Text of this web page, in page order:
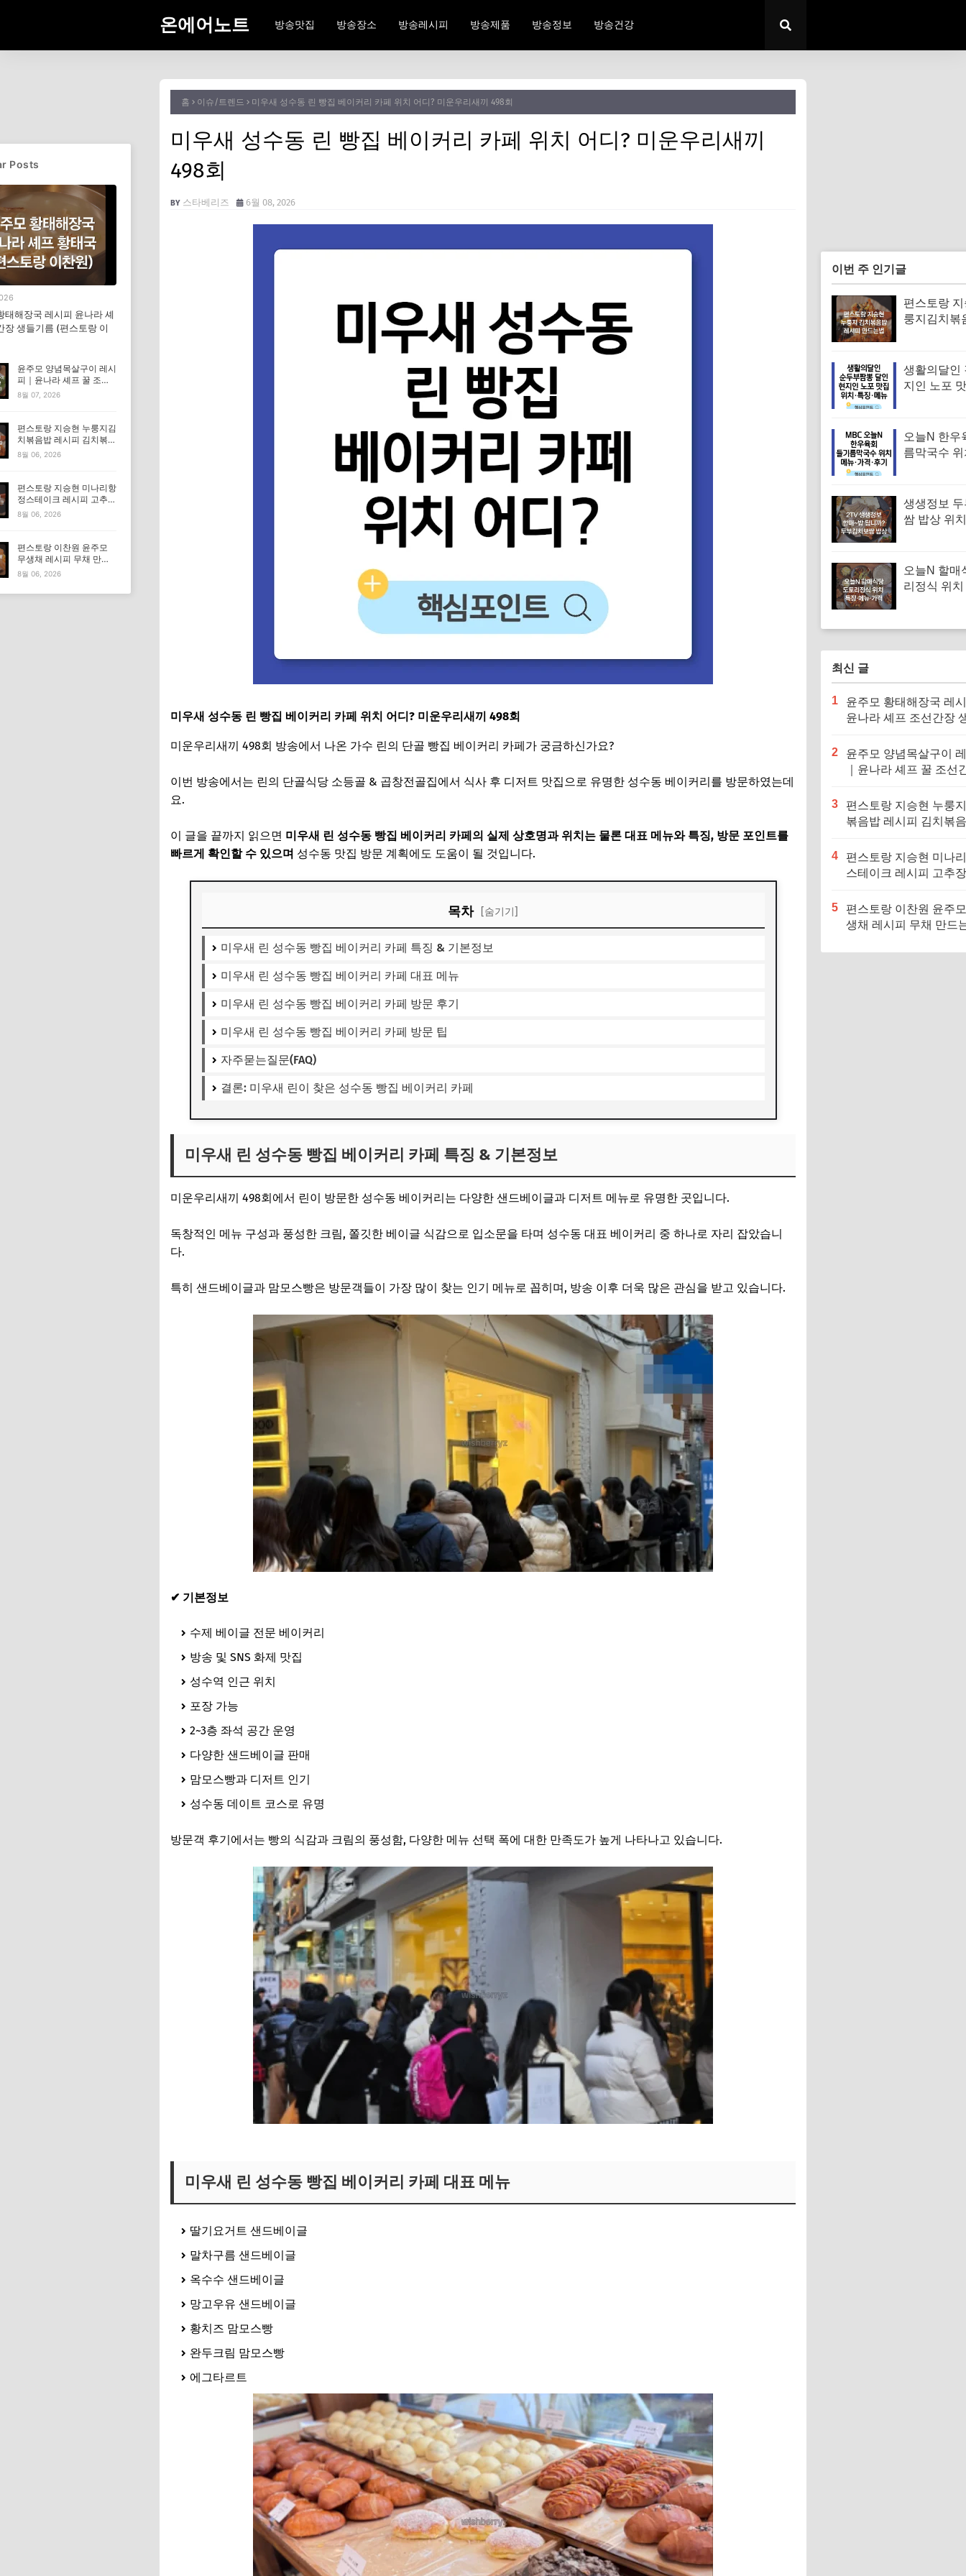
온에어노트 방송맛집 방송장소 방송레시피 방송제품 방송정보 방송건강
홈 이슈/트렌드 미우새 성수동 린 빵집 베이커리 카페 위치 어디? 미운우리새끼 498회
미우새 성수동 린 빵집 베이커리 카페 위치 어디? 미운우리새끼
498회
스타베리즈 6월 08, 2026
미우새 성수동 린 빵집 베이커리 카페 위치 어디? 미운우리새끼 498회
미운우리새끼 498회 방송에서 나온 가수 린의 단골 빵집 베이커리 카페가 궁금하신가요?
이번 방송에서는 린의 단골식당 소등골 & 곱창전골집에서 식사 후 디저트 맛집으로 유명한 성수동 베이커리를 방문하였는데
요.
이 글을 끝까지 읽으면 미우새 린 성수동 빵집 베이커리 카페의 실제 상호명과 위치는 물론 대표 메뉴와 특징, 방문 포인트를
빠르게 확인할 수 있으며 성수동 맛집 방문 계획에도 도움이 될 것입니다.
목차 [숨기기]
미우새 린 성수동 빵집 베이커리 카페 특징 & 기본정보
미우새 린 성수동 빵집 베이커리 카페 대표 메뉴
미우새 린 성수동 빵집 베이커리 카페 방문 후기
미우새 린 성수동 빵집 베이커리 카페 방문 팁
자주묻는질문(FAQ)
결론: 미우새 린이 찾은 성수동 빵집 베이커리 카페
미우새 린 성수동 빵집 베이커리 카페 특징 & 기본정보
미운우리새끼 498회에서 린이 방문한 성수동 베이커리는 다양한 샌드베이글과 디저트 메뉴로 유명한 곳입니다.
독창적인 메뉴 구성과 풍성한 크림, 쫄깃한 베이글 식감으로 입소문을 타며 성수동 대표 베이커리 중 하나로 자리 잡았습니
다.
특히 샌드베이글과 맘모스빵은 방문객들이 가장 많이 찾는 인기 메뉴로 꼽히며, 방송 이후 더욱 많은 관심을 받고 있습니다.
✔ 기본정보
수제 베이글 전문 베이커리
방송 및 SNS 화제 맛집
성수역 인근 위치
포장 가능
2~3층 좌석 공간 운영
다양한 샌드베이글 판매
맘모스빵과 디저트 인기
성수동 데이트 코스로 유명
방문객 후기에서는 빵의 식감과 크림의 풍성함, 다양한 메뉴 선택 폭에 대한 만족도가 높게 나타나고 있습니다.
미우새 린 성수동 빵집 베이커리 카페 대표 메뉴
딸기요거트 샌드베이글
말차구름 샌드베이글
옥수수 샌드베이글
망고우유 샌드베이글
황치즈 맘모스빵
완두크림 맘모스빵
에그타르트
이번 주 인기글
편스토랑
룽지김치볶
생활의달인
지인 노포
격
오늘N 한우
름막국수
후기 (오늘
는날)
생생정보
쌈 밥상 위
밥됩니까)
오늘N 할매
리정식 위
최신 글
1
윤주모 황태해장국 레
윤나라 셰프 조선간장
2
윤주모 양념목살구이
｜윤나라 셰프 꿀 조선
3
편스토랑 지승현 누룽
볶음밥 레시피 김치볶
4
편스토랑 지승현 미나
스테이크 레시피 고추
5
편스토랑 이찬원 윤주
생채 레시피 무채 만드
Posts
태해장국 레시피 윤나라 셰
장 생들기름 (편스토랑 이
윤주모 양념목살구이 레시
피｜윤나라 셰프 꿀 조선
간장 정보 (편스토랑 이찬
8월 07, 2026
편스토랑 지승현 누룽지김
치볶음밥 레시피 김치볶음
밥 만드는법
8월 06, 2026
편스토랑 지승현 미나리항
정스테이크 레시피 고추장
마요소스 만드는법
8월 06, 2026
편스토랑 이찬원 윤주모
무생채 레시피 무채 만드
는법
8월 06, 2026